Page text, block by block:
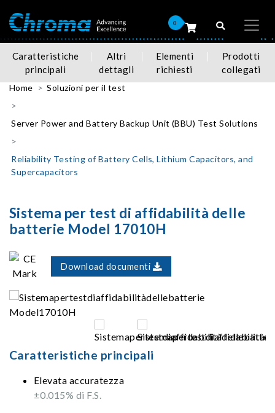
0
Caratteristiche
principali
Altri
dettagli
Elementi
richiesti
Prodotti
collegati
Home Soluzioni per il test
Server Power and Battery Backup Unit (BBU) Test Solutions
Reliability Testing of Battery Cells, Lithium Capacitors, and
Supercapacitors
Sistema per test di affidabilità delle
batterie Model 17010H
Download documenti
Caratteristiche principali
Elevata accuratezza
±0.015% di F.S.